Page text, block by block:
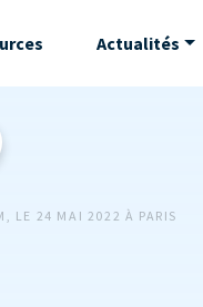
Actualités
LE 24 MAI 2022 À PARIS